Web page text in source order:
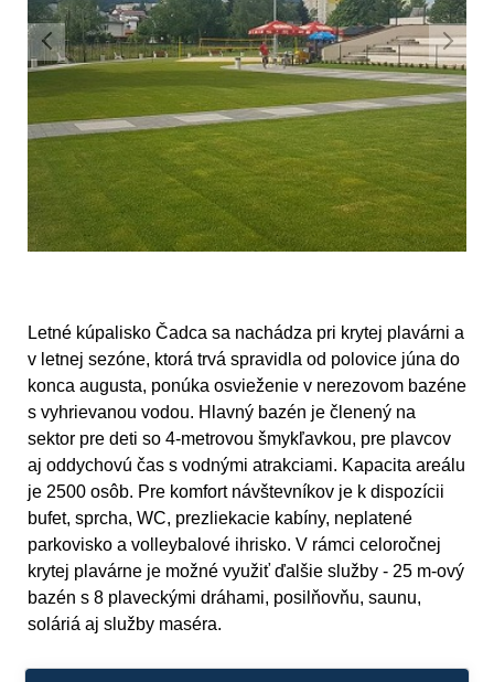
Letné kúpalisko Čadca sa nachádza pri krytej plavárni a
v letnej sezóne, ktorá trvá spravidla od polovice júna do
konca augusta, ponúka osvieženie v nerezovom bazéne
s vyhrievanou vodou. Hlavný bazén je členený na
sektor pre deti so 4-metrovou šmykľavkou, pre plavcov
aj oddychovú čas s vodnými atrakciami. Kapacita areálu
je 2500 osôb. Pre komfort návštevníkov je k dispozícii
bufet, sprcha, WC, prezliekacie kabíny, neplatené
parkovisko a volleybalové ihrisko. V rámci celoročnej
krytej plavárne je možné využiť ďalšie služby - 25 m-ový
bazén s 8 plaveckými dráhami, posilňovňu, saunu,
soláriá aj služby maséra.